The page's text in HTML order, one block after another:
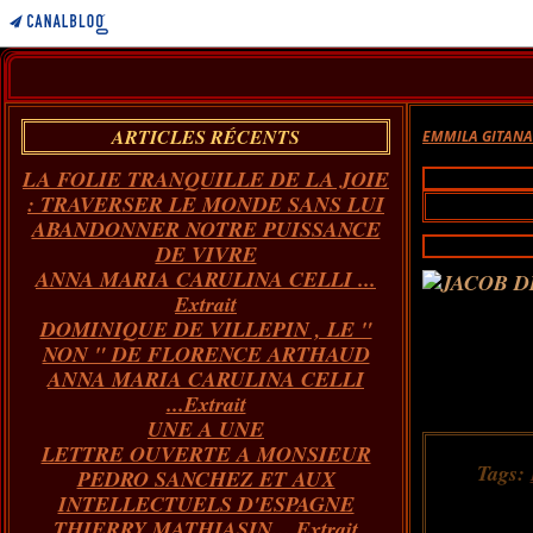
ARTICLES RÉCENTS
LA FOLIE TRANQUILLE DE LA JOIE
: TRAVERSER LE MONDE SANS LUI
ABANDONNER NOTRE PUISSANCE
DE VIVRE
ANNA MARIA CARULINA CELLI ...
Extrait
DOMINIQUE DE VILLEPIN , LE "
NON " DE FLORENCE ARTHAUD
ANNA MARIA CARULINA CELLI
...Extrait
UNE A UNE
LETTRE OUVERTE A MONSIEUR
PEDRO SANCHEZ ET AUX
INTELLECTUELS D'ESPAGNE
EMMILA GITANA
Tags: